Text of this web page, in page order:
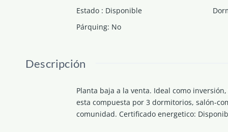
Estado : Disponible
Párquing: No
Descripción
Planta baja a la venta. Ideal como
esta compuesta por 3 dormitorios, salón-
comunidad. Certificado energetico: